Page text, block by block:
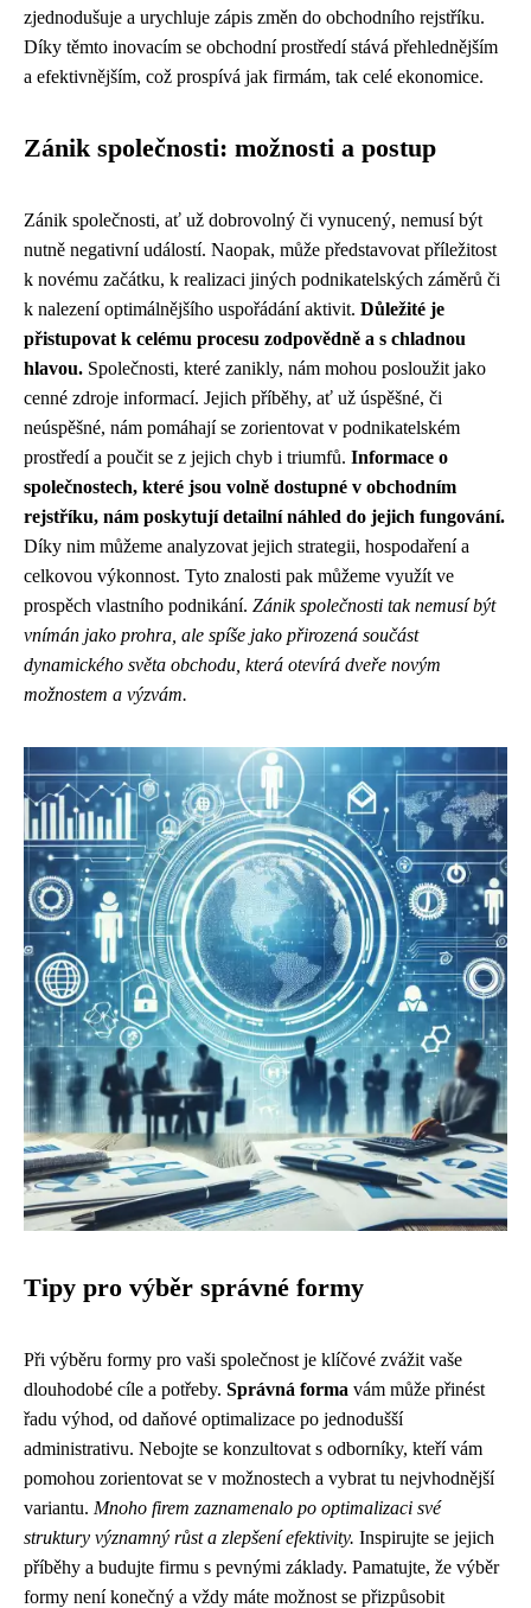
zjednodušuje a urychluje zápis změn do obchodního rejstříku.
Díky těmto inovacím se obchodní prostředí stává přehlednějším
a efektivnějším, což prospívá jak firmám, tak celé ekonomice.
Zánik společnosti: možnosti a postup
Zánik společnosti, ať už dobrovolný či vynucený, nemusí být
nutně negativní událostí. Naopak, může představovat příležitost
k novému začátku, k realizaci jiných podnikatelských záměrů či
k nalezení optimálnějšího uspořádání aktivit. Důležité je
přistupovat k celému procesu zodpovědně a s chladnou
hlavou. Společnosti, které zanikly, nám mohou posloužit jako
cenné zdroje informací. Jejich příběhy, ať už úspěšné, či
neúspěšné, nám pomáhají se zorientovat v podnikatelském
prostředí a poučit se z jejich chyb i triumfů. Informace o
společnostech, které jsou volně dostupné v obchodním
rejstříku, nám poskytují detailní náhled do jejich fungování.
Díky nim můžeme analyzovat jejich strategii, hospodaření a
celkovou výkonnost. Tyto znalosti pak můžeme využít ve
prospěch vlastního podnikání. Zánik společnosti tak nemusí být
vnímán jako prohra, ale spíše jako přirozená součást
dynamického světa obchodu, která otevírá dveře novým
možnostem a výzvám.
Tipy pro výběr správné formy
Při výběru formy pro vaši společnost je klíčové zvážit vaše
dlouhodobé cíle a potřeby. Správná forma vám může přinést
řadu výhod, od daňové optimalizace po jednodušší
administrativu. Nebojte se konzultovat s odborníky, kteří vám
pomohou zorientovat se v možnostech a vybrat tu nejvhodnější
variantu. Mnoho firem zaznamenalo po optimalizaci své
struktury významný růst a zlepšení efektivity. Inspirujte se jejich
příběhy a budujte firmu s pevnými základy. Pamatujte, že výběr
formy není konečný a vždy máte možnost se přizpůsobit